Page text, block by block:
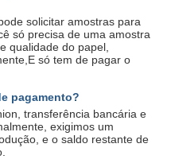
solicitar amostras para
só precisa de uma amostra
qualidade do papel,
só tem de pagar o
pagamento?
transferência bancária e
exigimos um
e o saldo restante de